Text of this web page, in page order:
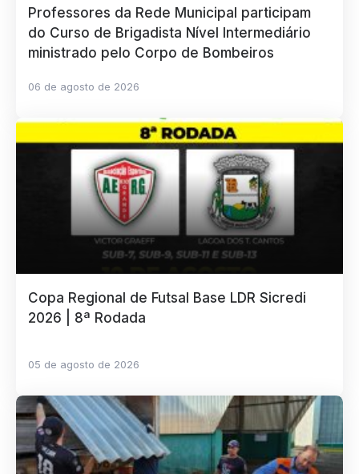
Professores da Rede Municipal participam
do Curso de Brigadista Nível Intermediário
ministrado pelo Corpo de Bombeiros
06 de agosto de 2026
Copa Regional de Futsal Base LDR Sicredi
2026 | 8ª Rodada
05 de agosto de 2026